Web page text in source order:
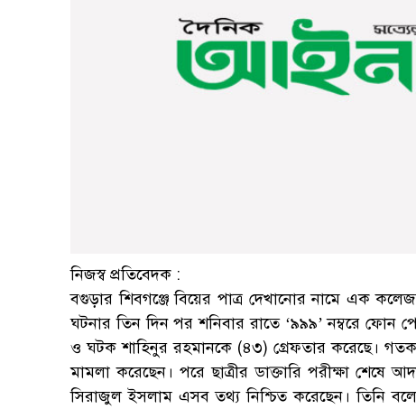
নিজস্ব প্রতিবেদক :
বগুড়ার শিবগঞ্জে বিয়ের পাত্র দেখানোর নামে এক
ঘটনার তিন দিন পর শনিবার রাতে ‘৯৯৯’ নম্বরে ফোন
ও ঘটক শাহিনুর রহমানকে (৪৩) গ্রেফতার করেছে।
মামলা করেছেন। পরে ছাত্রীর ডাক্তারি পরীক্ষা শেষে
সিরাজুল ইসলাম এসব তথ্য নিশ্চিত করেছেন। তিনি